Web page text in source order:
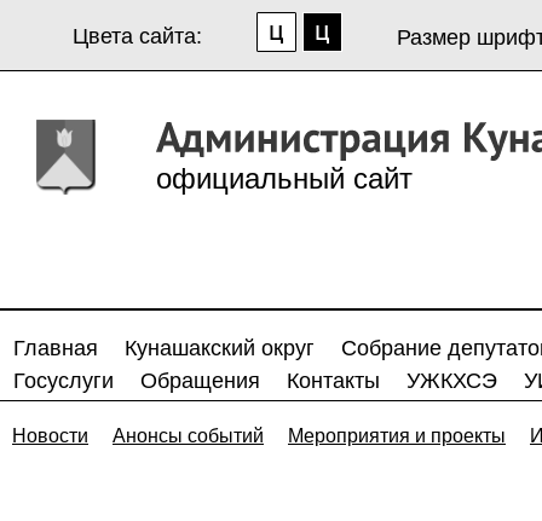
Цвета сайта: Размер
официальный сайт
Главная Кунашакский округ
Собрание
Госуслуги
Обращения Контакты УЖКХСЭ
Новости Анонсы событий Мероприятия и проекты